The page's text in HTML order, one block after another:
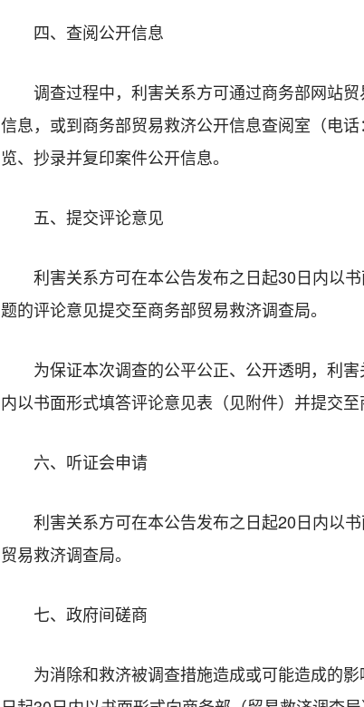
四、查阅公开信息
调查过程中，利害关系方可通过商务部网站
信息，或到商务部贸易救济公开信息查阅室（电
览、抄录并复印案件公开信息。
五、提交评论意见
利害关系方可在本公告发布之日起30日内以
题的评论意见提交至商务部贸易救济调查局。
为保证本次调查的公平公正、公开透明，利
内以书面形式填答评论意见表（见附件）并提交至
六、听证会申请
利害关系方可在本公告发布之日起20日内以
贸易救济调查局。
七、政府间磋商
为消除和救济被调查措施造成或可能造成的